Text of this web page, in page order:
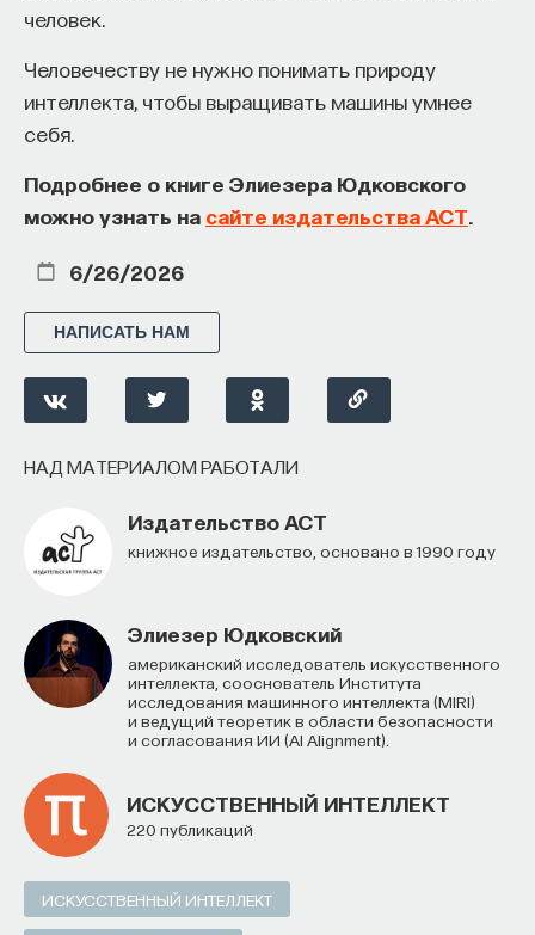
человек.
Человечеству не нужно понимать природу
интеллекта, чтобы выращивать машины умнее
себя.
Подробнее о книге Элиезера Юдковского
можно узнать на сайте издательства АСТ
6/26/2026
НАПИСАТЬ НАМ
НАД МАТЕРИАЛОМ РАБОТАЛИ
Издательство АСТ
книжное издательство, основано в 1990 году
Элиезер Юдковский
американский исследователь искусственного
интеллекта, сооснователь Института
исследования машинного интеллекта (MIRI)
и ведущий теоретик в области безопасности
и согласования ИИ (AI Alignment).
ИСКУССТВЕННЫЙ ИНТЕЛЛЕКТ
220 публикаций
ИСКУССТВЕННЫЙ ИНТЕЛЛЕКТ